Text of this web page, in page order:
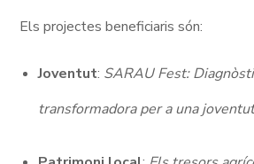
Els projectes beneficiaris són:
Joventut: SARAU Fest:
transformadora per a una